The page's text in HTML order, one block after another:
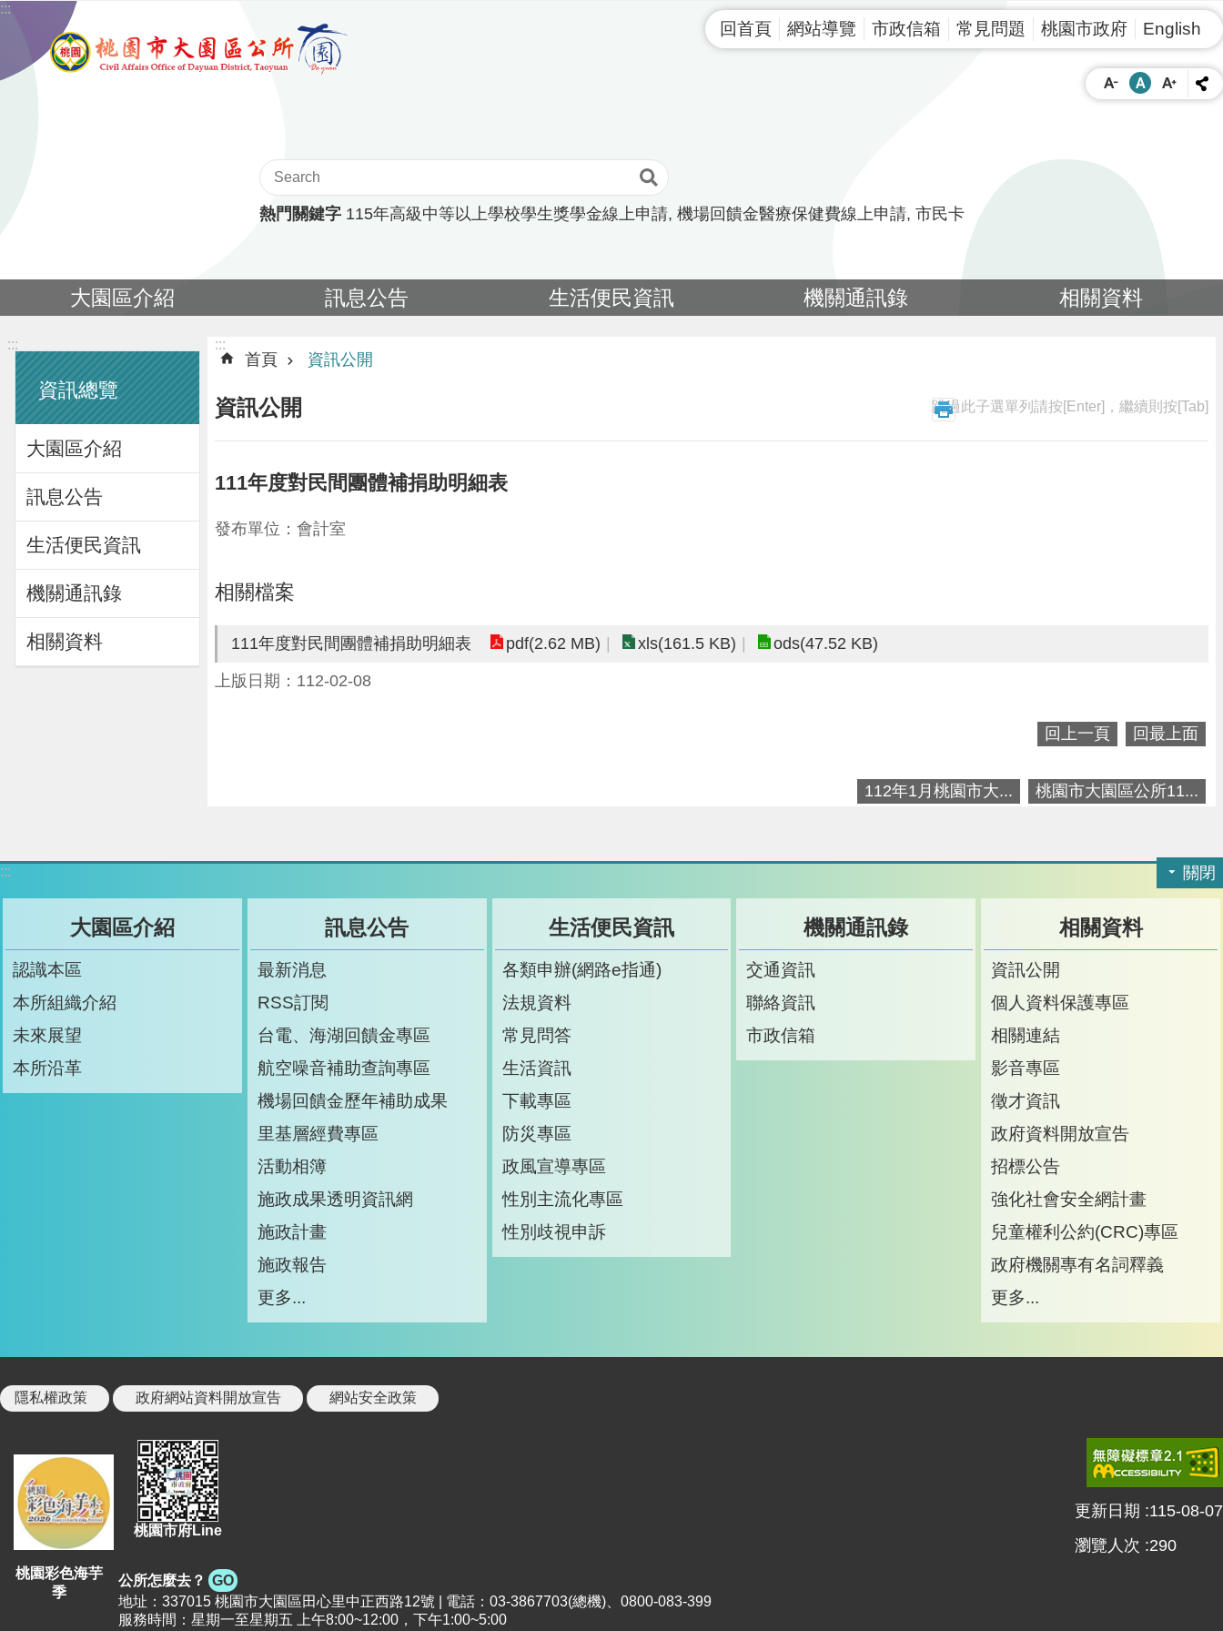
跳到主要內容區塊
:::
回首頁 網站導覽 市政信箱 常見問題 桃園市政府 English
熱門關鍵字 115年高級中等以上學校學生獎學金線上申請 機場回饋金醫療保健費線上申請 市民卡
大園區介紹 訊息公告 生活便民資訊 機關通訊錄 相關資料
:::
資訊總覽
大園區介紹
訊息公告
生活便民資訊
機關通訊錄
相關資料
:::
首頁 資訊公開
資訊公開 跳過此子選單列請按[Enter]，繼續則按[Tab]
111年度對民間團體補捐助明細表
發布單位：會計室
相關檔案
111年度對民間團體補捐助明細表 pdf(2.62 MB) xls(161.5 KB) ods(47.52 KB)
上版日期：112-02-08
回上一頁 回最上面
112年1月桃園市大... 桃園市大園區公所11...
關閉
:::
大園區介紹
認識本區
本所組織介紹
未來展望
本所沿革
訊息公告
最新消息
RSS訂閱
台電、海湖回饋金專區
航空噪音補助查詢專區
機場回饋金歷年補助成果
里基層經費專區
活動相簿
施政成果透明資訊網
施政計畫
施政報告
更多...
生活便民資訊
各類申辦(網路e指通)
法規資料
常見問答
生活資訊
下載專區
防災專區
政風宣導專區
性別主流化專區
性別歧視申訴
機關通訊錄
交通資訊
聯絡資訊
市政信箱
相關資料
資訊公開
個人資料保護專區
相關連結
影音專區
徵才資訊
政府資料開放宣告
招標公告
強化社會安全網計畫
兒童權利公約(CRC)專區
政府機關專有名詞釋義
更多...
隱私權政策 政府網站資料開放宣告 網站安全政策
桃園彩色海芋
季
桃園市府Line
公所怎麼去？ GO
地址：337015 桃園市大園區田心里中正西路12號 | 電話：03-3867703(總機)、0800-083-399
服務時間：星期一至星期五 上午8:00~12:00，下午1:00~5:00
更新日期 115-08-07
瀏覽人次
290